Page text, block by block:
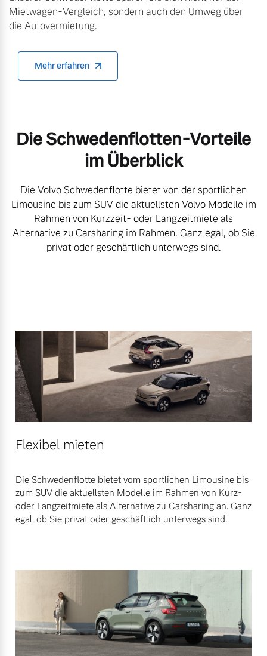
Mietwagen-Vergleich, sondern auch den Umweg über
die Autovermietung.
Mehr erfahren
Die Schwedenflotten-Vorteile
im Überblick
Die Volvo Schwedenflotte bietet von der sportlichen
Limousine bis zum SUV die aktuellsten Volvo Modelle im
Rahmen von Kurzzeit- oder Langzeitmiete als
Alternative zu Carsharing im Rahmen. Ganz egal, ob Sie
privat oder geschäftlich unterwegs sind.
Flexibel mieten
Die Schwedenflotte bietet vom sportlichen Limousine bis
zum SUV die aktuellsten Modelle im Rahmen von Kurz-
oder Langzeitmiete als Alternative zu Carsharing an. Ganz
egal, ob Sie privat oder geschäftlich unterwegs sind.